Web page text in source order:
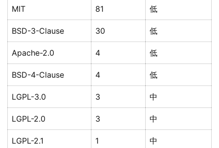
MIT 81 低
BSD-3-Clause 30 低
Apache-2.0 4 低
BSD-4-Clause 4 低
LGPL-3.0 3 中
LGPL-2.0 3 中
LGPL-2.1 1 中